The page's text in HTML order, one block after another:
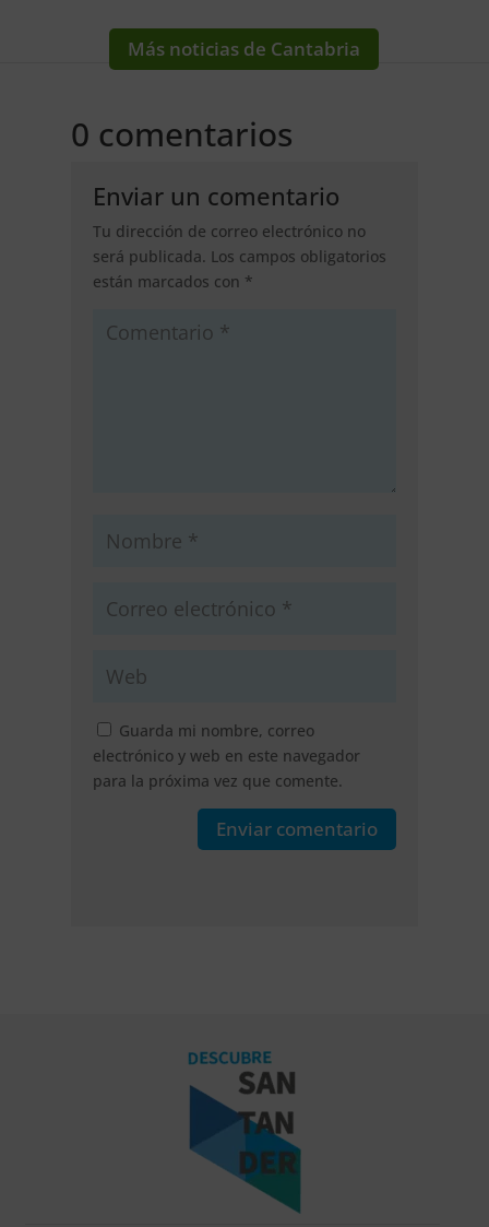
Más noticias de Cantabria
0 comentarios
Enviar un comentario
Tu dirección de correo electrónico no
será publicada. Los campos obligatorios
están marcados con *
Guarda mi nombre, correo
electrónico y web en este navegador
para la próxima vez que comente.
Enviar comentario